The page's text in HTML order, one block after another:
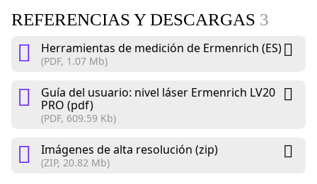
REFERENCIAS Y DESCARGAS 3
Herramientas de medición de Ermenrich (ES)
(PDF, 1.07 Mb)
Guía del usuario: nivel láser Ermenrich LV20
PRO (pdf)
(PDF, 609.59 Kb)
Imágenes de alta resolución (zip)
(ZIP, 20.82 Mb)